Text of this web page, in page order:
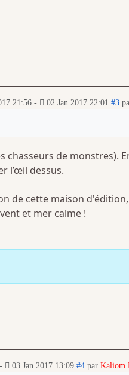
21:56- 02 Jan 2017 22:01 #3
chasseurs de monstres).
l’œil dessus.
de cette maison
et mer calme !
03 Jan 2017 13:09 #4 par Kaliom